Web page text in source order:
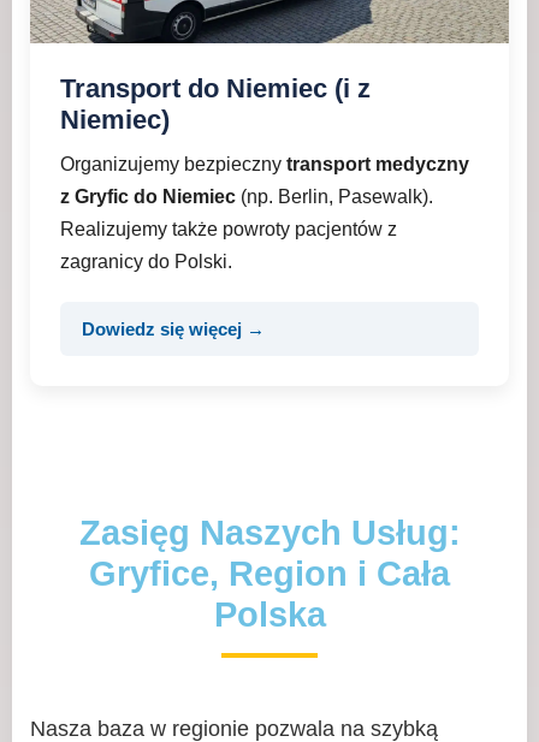
Transport do Niemiec (i z
Niemiec)
Organizujemy bezpieczny transport medyczny
z Gryfic do Niemiec (np. Berlin, Pasewalk).
Realizujemy także powroty pacjentów z
zagranicy do Polski.
Dowiedz się więcej →
Zasięg Naszych Usług:
Gryfice, Region i Cała
Polska
Nasza baza w regionie pozwala na szybką